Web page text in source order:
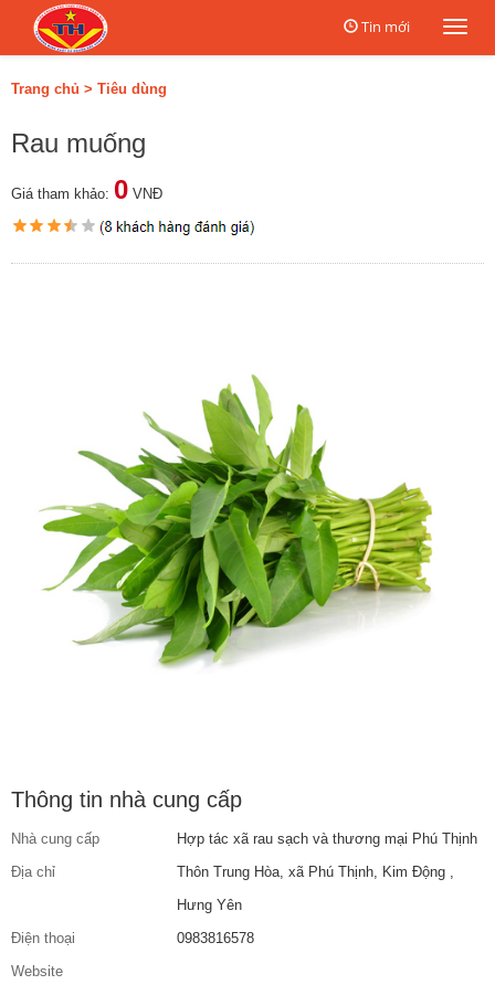
Tin mới
Trang chủ > Tiêu dùng
Rau muống
Giá tham khảo: 0 VNĐ
Thông tin nhà cung cấp
Nhà cung cấp
Hợp tác xã rau sạch và thương mại Phú Thịnh
Địa chỉ
Thôn Trung Hòa, xã Phú Thịnh, Kim Động ,
Hưng Yên
Điện thoại
0983816578
Website